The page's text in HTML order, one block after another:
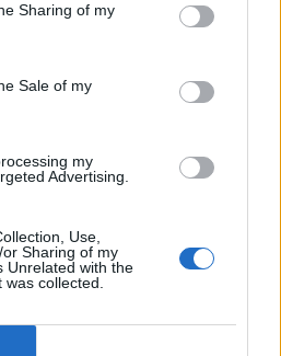
Sharing of my
Sale of my
my
Advertising.
Use,
Sharing of my
Unrelated with the
collected.
B&G ΕΥΑΓΓΕΛΟΣ